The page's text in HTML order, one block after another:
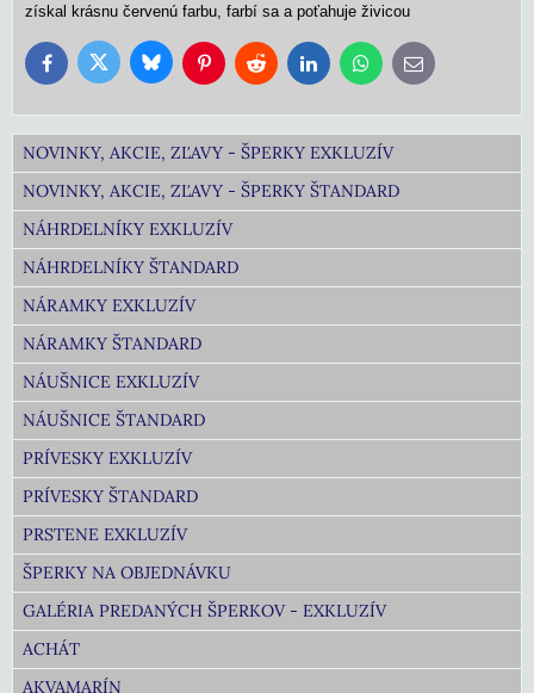
získal krásnu červenú farbu, farbí sa a poťahuje živicou
FacebookTwitter BlueskyPinterestReddit LinkedInWhatsApp
E-
mail
NOVINKY, AKCIE, ZĽAVY - ŠPERKY EXKLUZÍV
NOVINKY, AKCIE, ZĽAVY - ŠPERKY ŠTANDARD
NÁHRDELNÍKY EXKLUZÍV
NÁHRDELNÍKY ŠTANDARD
NÁRAMKY EXKLUZÍV
NÁRAMKY ŠTANDARD
NÁUŠNICE EXKLUZÍV
NÁUŠNICE ŠTANDARD
PRÍVESKY EXKLUZÍV
PRÍVESKY ŠTANDARD
PRSTENE EXKLUZÍV
ŠPERKY NA OBJEDNÁVKU
GALÉRIA PREDANÝCH ŠPERKOV - EXKLUZÍV
ACHÁT
AKVAMARÍN